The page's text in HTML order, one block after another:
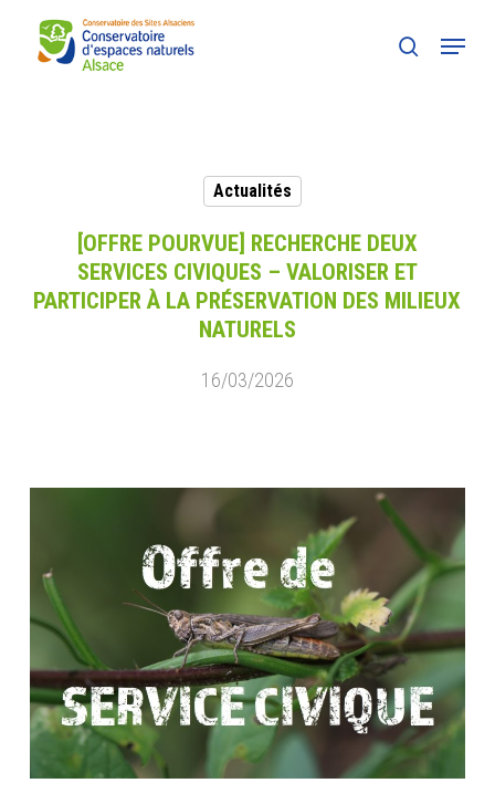
search
Menu
Actualités
[OFFRE POURVUE] RECHERCHE DEUX
SERVICES CIVIQUES – VALORISER ET
PARTICIPER À LA PRÉSERVATION DES MILIEUX
NATURELS
16/03/2026